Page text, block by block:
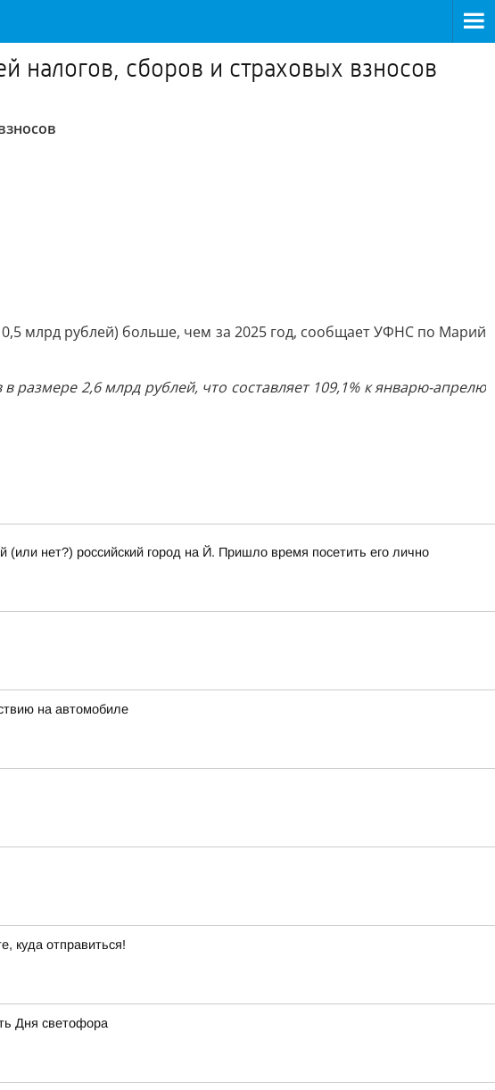
налогов, сборов и страховых взносов
млрд рублей) больше, чем за 2025 год, сообщает УФНС по Марий
2,6 млрд рублей, что составляет 109,1% к январю-апрелю
нет?) российский город на Й. Пришло время посетить его лично
на автомобиле
куда отправиться!
Дня светофора